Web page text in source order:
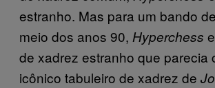
estranho. Mas para um bando
meio dos anos 90, Hyperchess
de xadrez estranho que parecia
icônico tabuleiro de xadrez de